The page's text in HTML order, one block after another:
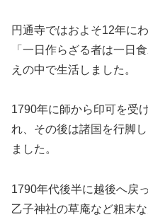
円通寺ではおよそ12年に
「一日作らざる者は一日
えの中で生活しました。
1790年に師から印可を受
れ、その後は諸国を行脚
ました。
1790年代後半に越後へ戻
乙子神社の草庵など粗末